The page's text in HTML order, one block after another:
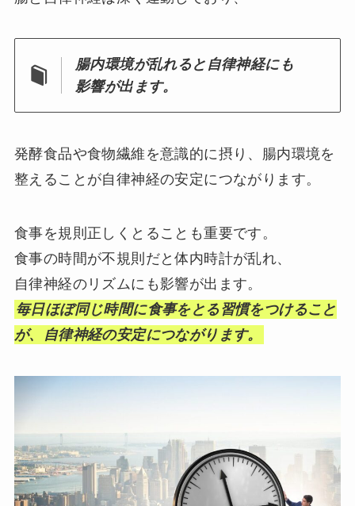
腸内環境が乱れると自律神経にも
影響が出ます。
発酵食品や食物繊維を意識的に摂り、腸内環境を
整えることが自律神経の安定につながります。
食事を規則正しくとることも重要です。
食事の時間が不規則だと体内時計が乱れ、
自律神経のリズムにも影響が出ます。
毎日ほぼ同じ時間に食事をとる習慣をつけること
が、自律神経の安定につながります。